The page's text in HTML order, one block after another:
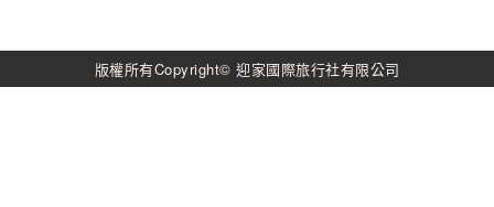
版權所有Copyright© 迎家國際旅行社有限公司